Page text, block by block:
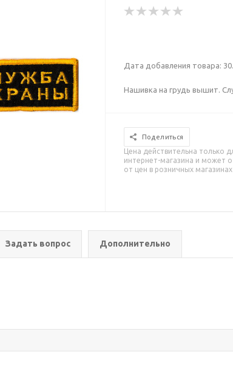
Дата добавления товара:
Нашивка на грудь вышит.
Поделиться
Цена действительна только
интернет-магазина и может
от цен в розничных магазинах
Задать вопрос Дополнительно